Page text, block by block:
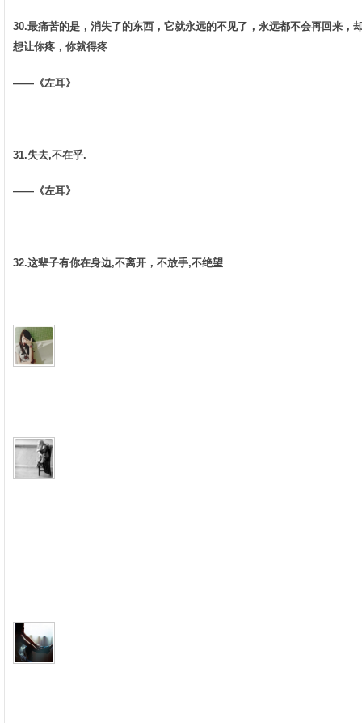
30.最痛苦的是，消失了的东西，它就永远的不见了，永远都不会再回来
想让你疼，你就得疼 ­
——《左耳》 ­
31.失去,不在乎. ­
——《左耳》 ­
32.这辈子有你在身边,不离开，不放手,不绝望